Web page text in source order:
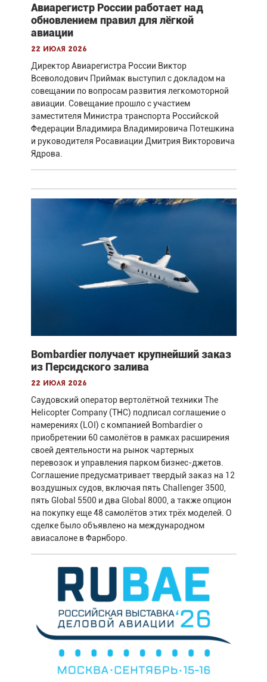
Авиарегистр России работает над
обновлением правил для лёгкой
авиации
22 июля 2026
Директор Авиарегистра России Виктор
Всеволодович Приймак выступил с докладом на
совещании по вопросам развития легкомоторной
авиации. Совещание прошло с участием
заместителя Министра транспорта Российской
Федерации Владимира Владимировича Потешкина
и руководителя Росавиации Дмитрия Викторовича
Ядрова.
Bombardier получает крупнейший заказ
из Персидского залива
22 июля 2026
Саудовский оператор вертолётной техники The
Helicopter Company (THC) подписал соглашение о
намерениях (LOI) с компанией Bombardier о
приобретении 60 самолётов в рамках расширения
своей деятельности на рынок чартерных
перевозок и управления парком бизнес-джетов.
Соглашение предусматривает твердый заказ на 12
воздушных судов, включая пять Challenger 3500,
пять Global 5500 и два Global 8000, а также опцион
на покупку еще 48 самолётов этих трёх моделей. О
сделке было объявлено на международном
авиасалоне в Фарнборо.